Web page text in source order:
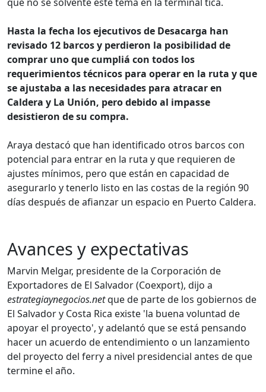
Hasta la fecha los ejecutivos de Desacarga han
revisado 12 barcos y perdieron la posibilidad de
comprar uno que cumpliá con todos los
requerimientos técnicos para operar en la ruta y que
se ajustaba a las necesidades para atracar en
Caldera y La Unión, pero debido al impasse
desistieron de su compra.
Araya destacó que han identificado otros barcos con
potencial para entrar en la ruta y que requieren de
ajustes mínimos, pero que están en capacidad de
asegurarlo y tenerlo listo en las costas de la región 90
días después de afianzar un espacio en Puerto Caldera.
Avances y expectativas
Marvin Melgar, presidente de la Corporación de
Exportadores de El Salvador (Coexport), dijo a
estrategiaynegocios.netque de parte de los gobiernos de
El Salvador y Costa Rica existe 'la buena voluntad de
apoyar el proyecto', y adelantó que se está pensando
hacer un acuerdo de entendimiento o un lanzamiento
del proyecto del ferry a nivel presidencial antes de que
termine el año.